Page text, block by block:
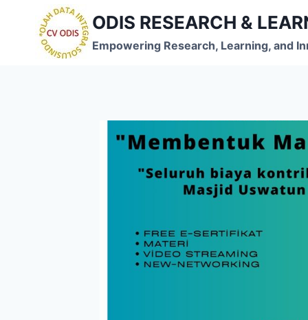
content
ODIS RESEARCH &
Empowering Research, Learning, and